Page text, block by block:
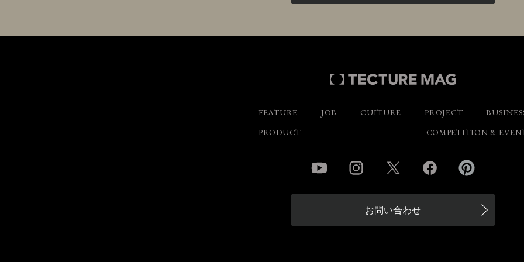
FEATURE JOB CULTURE PROJECT
PRODUCT
COMPETITION &
YouTube Instagram Twitter Facebook
お問い合わせ